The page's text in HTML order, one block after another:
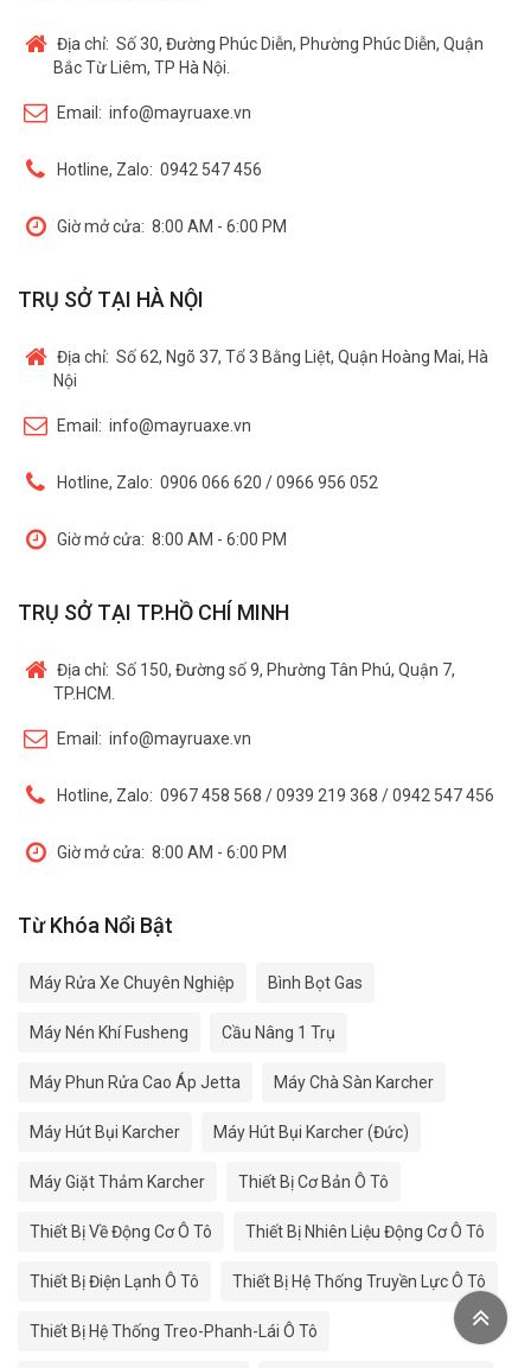
Địa chỉ: Số 30, Đường Phúc Diễn, Phường Phúc Diễn, Quận
Bắc Từ Liêm, TP Hà Nội.
Email: info@mayruaxe.vn
Hotline, Zalo: 0942 547 456
Giờ mở cửa: 8:00 AM - 6:00 PM
TRỤ SỞ TẠI HÀ NỘI
Địa chỉ: Số 62, Ngõ 37, Tổ 3 Bằng Liệt, Quận Hoàng Mai, Hà
Nội
Email: info@mayruaxe.vn
Hotline, Zalo: 0906 066 620 / 0966 956 052
Giờ mở cửa: 8:00 AM - 6:00 PM
TRỤ SỞ TẠI TP.HỒ CHÍ MINH
Địa chỉ: Số 150, Đường số 9, Phường Tân Phú, Quận 7,
TP.HCM.
Email: info@mayruaxe.vn
Hotline, Zalo: 0967 458 568 / 0939 219 368 / 0942 547 456
Giờ mở cửa: 8:00 AM - 6:00 PM
Từ Khóa Nổi Bật
Máy Rửa Xe Chuyên Nghiệp Bình Bọt Gas
Máy Nén Khí Fusheng Cầu Nâng 1 Trụ
Máy Phun Rửa Cao Áp Jetta Máy Chà Sàn Karcher
Máy Hút Bụi Karcher Máy Hút Bụi Karcher (Đức)
Máy Giặt Thảm Karcher Thiết Bị Cơ Bản Ô Tô
Thiết Bị Về Động Cơ Ô Tô Thiết Bị Nhiên Liệu Động Cơ Ô Tô
Thiết Bị Điện Lạnh Ô Tô Thiết Bị Hệ Thống Truyền Lực Ô Tô
Thiết Bị Hệ Thống Treo-Phanh-Lái Ô Tô